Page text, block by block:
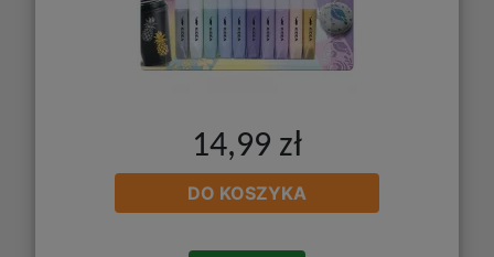
14,99 zł
DO KOSZYKA